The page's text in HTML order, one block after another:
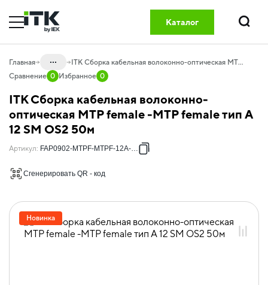
Каталог
Поиск
Главная ...
20.04 Оптический кабель и
компоненты
сборки GREEN
сборки OS2
ITK Сборка кабельная волоконно-оптическая MTP female -MTP female тип A 12 SM OS2 50м
Сравнение 0 Избранное 0
ITK Сборка кабельная волоконно-
оптическая MTP female -MTP female тип A
12 SM OS2 50м
Новинка
Артикул: FAP0902-MTPF-MTPF-12A-050
Сгенерировать QR - код